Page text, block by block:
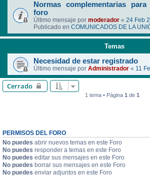
Normas complementarias
foro
Último mensaje por moderador « 24 Feb
Publicado en COMUNICADOS DE LA
Temas
Necesidad de estar registrado
Último mensaje por Administrador « 11
Cerrado
1 tema • Página 1de 1
PERMISOS DEL FORO
No puedes abrir nuevos temas en este Foro
No puedes responder a temas en este Foro
No puedes editar sus mensajes en este Foro
No puedes borrar sus mensajes en este Foro
No puedes enviar adjuntos en este Foro